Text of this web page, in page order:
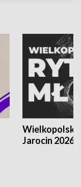
Jarocin 2026